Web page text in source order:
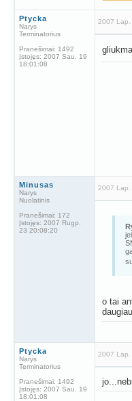
Ptycka
Narys
Terminatorius
Pranešimai: 1492
Įstojęs: 2007 Sau. 19
18:01:08
2007
Minusas
Narys
Nuolatinis
Pranešimai: 172
Įstojęs: 2007 Rugp.
23 20:08:20
2007
o tai
Ptycka
Narys
Terminatorius
Pranešimai: 1492
Įstojęs: 2007 Sau. 19
18:01:08
2007